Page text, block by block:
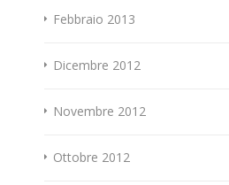
Febbraio 2013
Dicembre 2012
Novembre 2012
Ottobre 2012